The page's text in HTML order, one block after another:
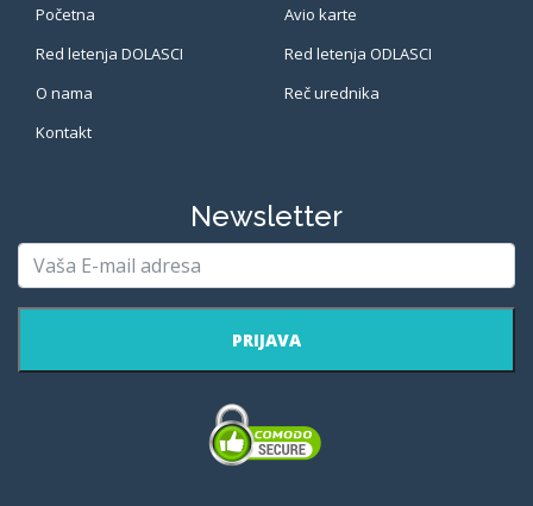
Početna
Avio karte
Red letenja DOLASCI
Red letenja ODLASCI
O nama
Reč urednika
Kontakt
Newsletter
PRIJAVA